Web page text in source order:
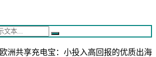
欧洲共享充电宝：小投入高回报的优质出海